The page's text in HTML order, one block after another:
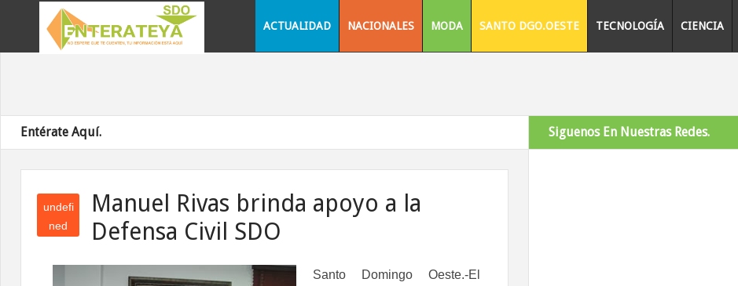
ACTUALIDAD NACIONALES MODA SANTO DGO.OESTE TECNOLOGÍA CIENCIA
Entérate Aquí.
undefi
ned
efin
Manuel Rivas brinda apoyo a la
Defensa Civil SDO
Santo Domingo Oeste.-El
Siguenos En Nuestras Redes.